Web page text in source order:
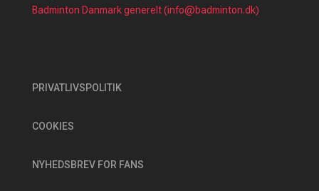
Badminton Danmark generelt (info@badminton.dk)
PRIVATLIVSPOLITIK
COOKIES
NYHEDSBREV FOR FANS